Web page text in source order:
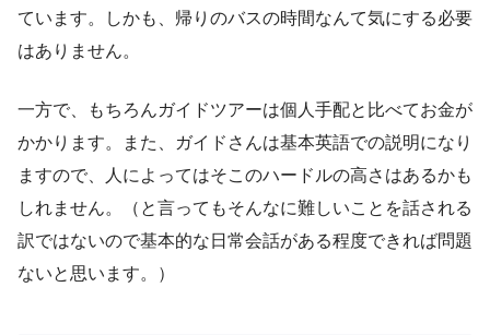
ています。しかも、帰りのバスの時間なんて気にする必要
はありません。
一方で、もちろんガイドツアーは個人手配と比べてお金が
かかります。また、ガイドさんは基本英語での説明になり
ますので、人によってはそこのハードルの高さはあるかも
しれません。（と言ってもそんなに難しいことを話される
訳ではないので基本的な日常会話がある程度できれば問題
ないと思います。）